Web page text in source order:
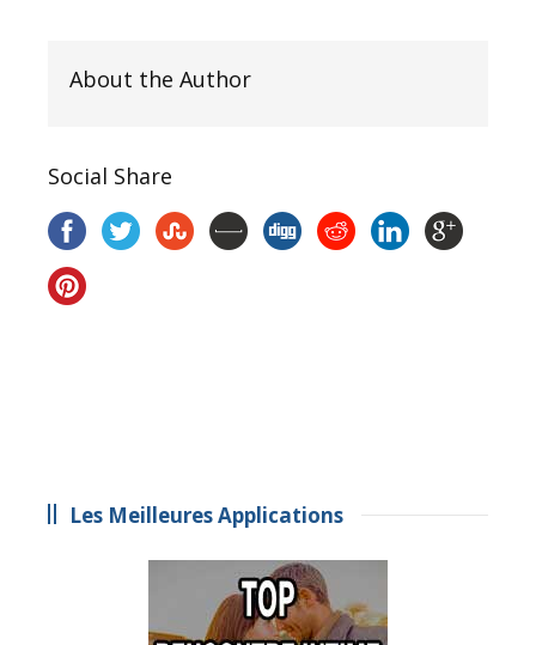
About the Author
Social Share
Les Meilleures Applications